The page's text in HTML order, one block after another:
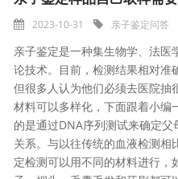
2023-10-31 亲子鉴定问答
亲子鉴定是一种集生物学、法医
论技术。目前，检测结果相对准
但很多人认为他们必须去医院抽
材料可以多样化，下面跟着小编
的是通过DNA序列测试来确定
关系。与以往传统的血液检测
定检测可以用不同的材料进行